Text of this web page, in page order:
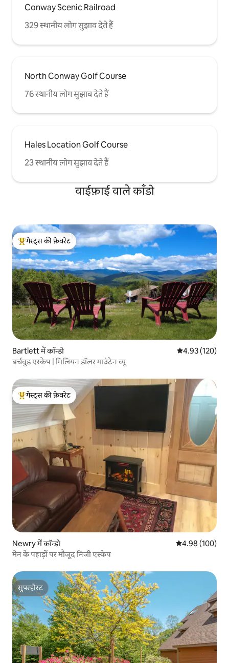
Conway Scenic Railroad
329 स्थानीय लोग सुझाव देते हैं
North Conway Golf Course
76 स्थानीय लोग सुझाव देते हैं
Hales Location Golf Course
23 स्थानीय लोग सुझाव देते हैं
वाईफ़ाई वाले काँडो
गेस्ट्स का टॉप फ़ेवरेट
गेस्ट्स की फ़ेवरेट
Bartlett में कॉन्डो औसत रेटिंग 5 में से
4.93 (120)
बर्चवुड एस्केप | मिलियन डॉलर माउंटेन व्यू
गेस्ट्स का टॉप फ़ेवरेट
गेस्ट्स की फ़ेवरेट
Newry में कॉन्डो औसत रेटिंग 5 में से
4.98 (100)
मेन के पहाड़ों पर मौजूद निजी एस्केप
सुपरहोस्ट
सुपरहोस्ट